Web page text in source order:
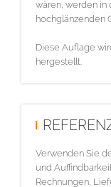
wären, werden in
hochglänzenden
Diese Auflage
hergestellt.
Verwenden Sie
und
Rechnungen,